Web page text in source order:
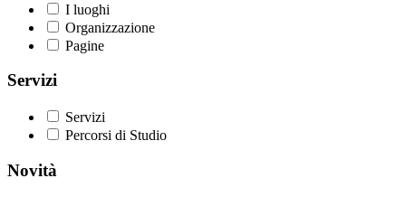
I luoghi
Organizzazione
Pagine
Servizi
Servizi
Percorsi di Studio
Novità